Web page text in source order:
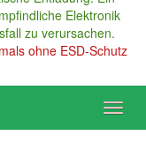
Elektronik
zu verursachen.
ohne ESD-Schutz